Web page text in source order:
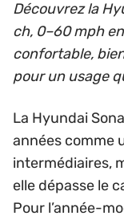
Découvrez la
ch, 0–60 mph
confortable,
pour un usage
La Hyundai
années comme
intermédiaires,
elle dépasse le
Pour l’année-